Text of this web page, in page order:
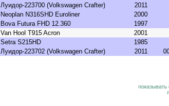
Луидор-223700 (Volkswagen Crafter) 2011
Neoplan N316SHD Euroliner 2000
Bova Futura FHD 12.360 1997
Van Hool T915 Acron 2001
Setra S215HD 1985
Луидор-223702 (Volkswagen Crafter) 2011